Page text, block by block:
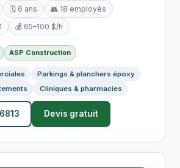
🗓️ 6 ans
👥 18 employés
💰 65–100 $/h
ASP Construction
Parkings & planchers époxy
Cliniques & pharmacies
Devis gratuit